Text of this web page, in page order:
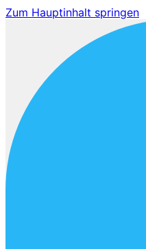
Zum Hauptinhalt springen